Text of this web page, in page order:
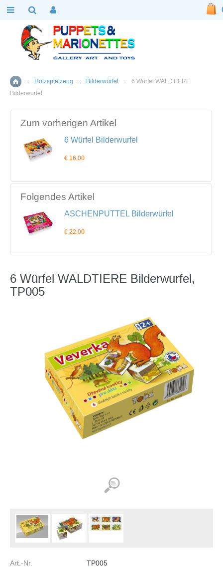
Home
:: Holzspielzeug :: Bilderwürfel ::
6 Würfel WALDTIERE
Bilderwurfel
Zum vorherigen Artikel
6 Würfel Bilderwurfel
€ 16.00
Folgendes Artikel
ASCHENPUTTEL Bilderwürfel
€ 22.00
6 Würfel WALDTIERE Bilderwurfel,
TP005
Art.-Nr.
TP005